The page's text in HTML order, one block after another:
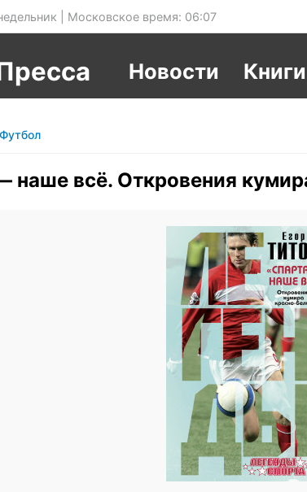
| Московское время: 06:07
Новости Книги
Футбол
наше всё. Откровения